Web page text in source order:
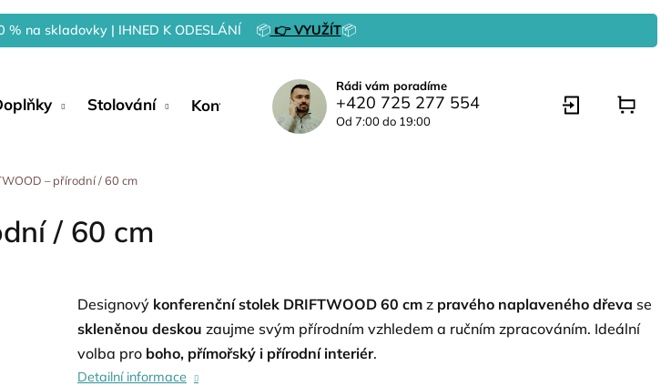
% na skladovky | IHNED K ODESLÁNÍ 📦👉 VYUŽÍT📦
Stolování Kontakty
Rádi vám poradíme
+420 725 277 554
Od 7:00 do 19:00
– přírodní / 60 cm
/ 60 cm
Designový konferenční stolek DRIFTWOOD 60 cm z pravého naplaveného dřeva se
skleněnou deskou zaujme svým přírodním vzhledem a ručním zpracováním. Ideální
volba pro boho, přímořský i přírodní interiér.
Detailní informace